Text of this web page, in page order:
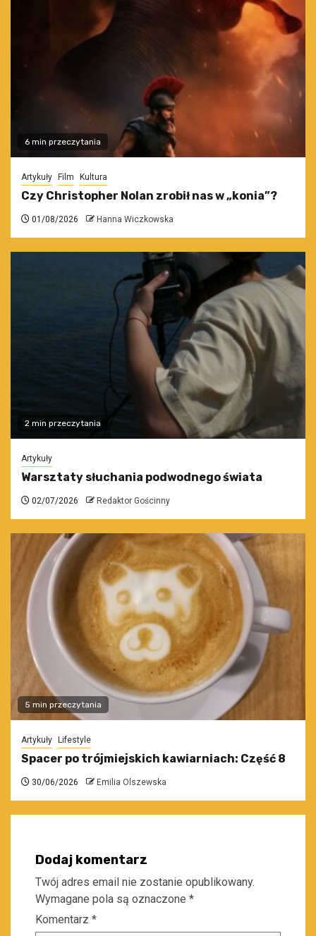
6 min przeczytania
Artykuły Film Kultura
Czy Christopher Nolan zrobił nas w „konia”?
01/08/2026 Hanna Wiczkowska
2 min przeczytania
Artykuły
Warsztaty słuchania podwodnego świata
02/07/2026 Redaktor Gościnny
5 min przeczytania
Artykuły Lifestyle
Spacer po trójmiejskich kawiarniach: Część 8
30/06/2026 Emilia Olszewska
Dodaj komentarz
Twój adres email nie zostanie opublikowany.
Wymagane pola są oznaczone *
Komentarz *